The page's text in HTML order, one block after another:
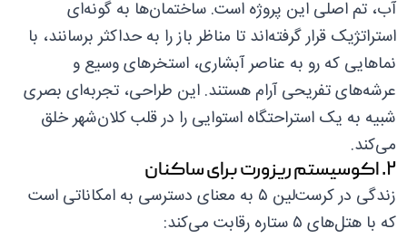
آب، تم اصلی این پروژه است. ساختمان‌ها به گونه‌ای
استراتژیک قرار گرفته‌اند تا مناظر باز را به حداکثر برسانند، با
نماهایی که رو به عناصر آبشاری، استخرهای وسیع و
عرشه‌های تفریحی آرام هستند. این طراحی، تجربه‌ای بصری
شبیه به یک استراحتگاه استوایی را در قلب کلان‌شهر خلق
می‌کند.
۲. اکوسیستم ریزورت برای ساکنان
زندگی در کرست‌لین ۵ به معنای دسترسی به امکاناتی است
که با هتل‌های ۵ ستاره رقابت می‌کند: